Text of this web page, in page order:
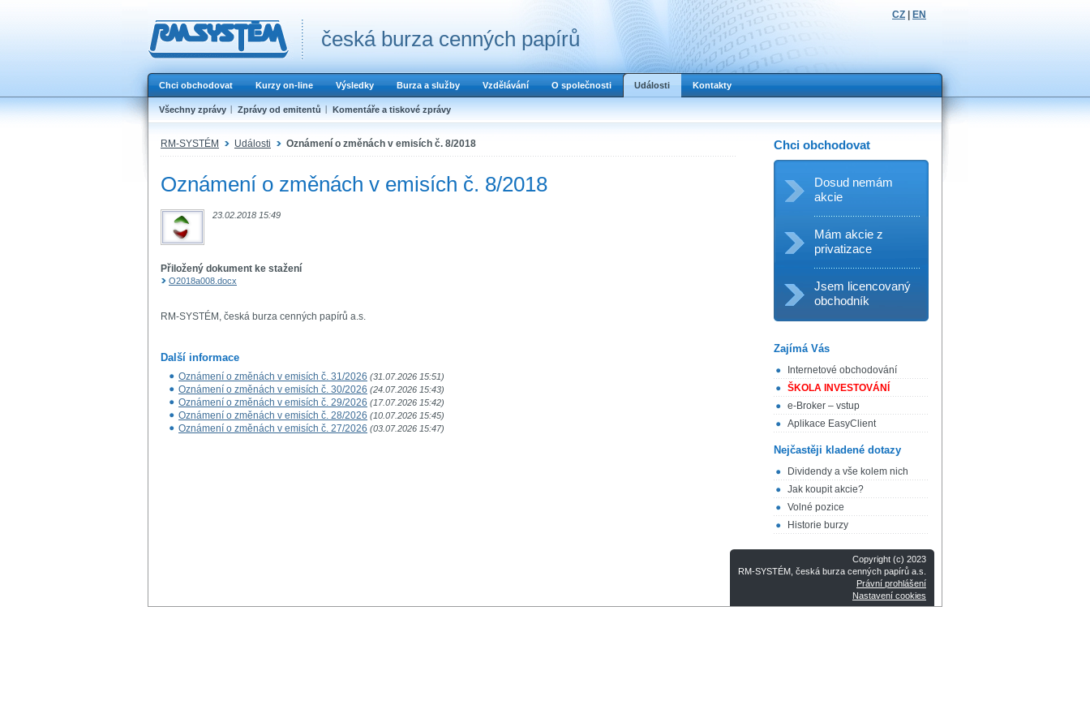
česká burza cenných papírů
CZ EN
Chci obchodovat Kurzy on-line Výsledky Burza a služby Vzdělávání O společnosti Události Kontakty
Všechny zprávy Zprávy od emitentů Komentáře a tiskové zprávy
RM-SYSTÉM Události Oznámení o změnách v emisích č. 8/2018
Oznámení o změnách v emisích č. 8/2018
23.02.2018 15:49
Přiložený dokument ke stažení
O2018a008.docx
RM-SYSTÉM, česká burza cenných papírů a.s.
Další informace
Oznámení o změnách v emisích č. 31/2026 (31.07.2026 15:51)
Oznámení o změnách v emisích č. 30/2026 (24.07.2026 15:43)
Oznámení o změnách v emisích č. 29/2026 (17.07.2026 15:42)
Oznámení o změnách v emisích č. 28/2026 (10.07.2026 15:45)
Oznámení o změnách v emisích č. 27/2026 (03.07.2026 15:47)
Chci obchodovat
Dosud nemám
akcie
Mám akcie z
privatizace
Jsem licencovaný
obchodník
Zajímá Vás
Internetové obchodování
ŠKOLA INVESTOVÁNÍ
e-Broker – vstup
Aplikace EasyClient
Nejčastěji kladené dotazy
Dividendy a vše kolem nich
Jak koupit akcie?
Volné pozice
Historie burzy
Copyright (c) 2023
RM-SYSTÉM, česká burza cenných papírů a.s.
Právní prohlášení
Nastavení cookies